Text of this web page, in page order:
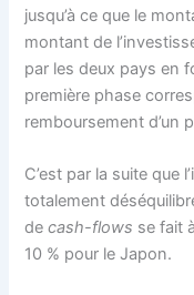
jusqu’à ce que le
montant de
par les deux pays en
première phase
remboursement d’un
C’est par la suite que
totalement
decash-flows se fait
10 % pour le Japon.